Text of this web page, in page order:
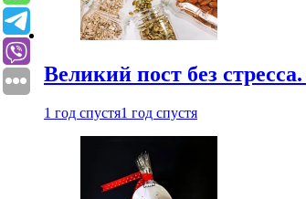
Великий пост без
1 год спустя1 год спустя